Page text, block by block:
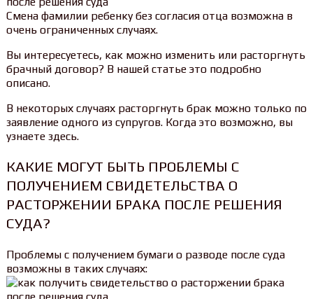
Смена фамилии ребенку без согласия отца возможна в
очень ограниченных случаях.
Вы интересуетесь, как можно изменить или расторгнуть
брачный договор? В нашей статье это подробно
описано.
В некоторых случаях расторгнуть брак можно только по
заявление одного из супругов. Когда это возможно, вы
узнаете здесь.
КАКИЕ МОГУТ БЫТЬ ПРОБЛЕМЫ С
ПОЛУЧЕНИЕМ СВИДЕТЕЛЬСТВА О
РАСТОРЖЕНИИ БРАКА ПОСЛЕ РЕШЕНИЯ
СУДА?
Проблемы с получением бумаги о разводе после суда
возможны в таких случаях: